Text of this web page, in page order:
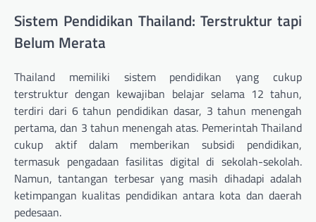
Sistem Pendidikan Thailand: Terstruktur tapi
Belum Merata
Thailand memiliki sistem pendidikan yang cukup
terstruktur dengan kewajiban belajar selama 12 tahun,
terdiri dari 6 tahun pendidikan dasar, 3 tahun menengah
pertama, dan 3 tahun menengah atas. Pemerintah Thailand
cukup aktif dalam memberikan subsidi pendidikan,
termasuk pengadaan fasilitas digital di sekolah-sekolah.
Namun, tantangan terbesar yang masih dihadapi adalah
ketimpangan kualitas pendidikan antara kota dan daerah
pedesaan.